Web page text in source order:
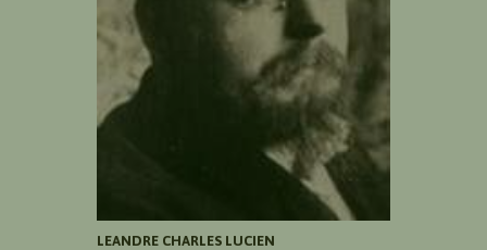
LEANDRE CHARLES LUCIEN